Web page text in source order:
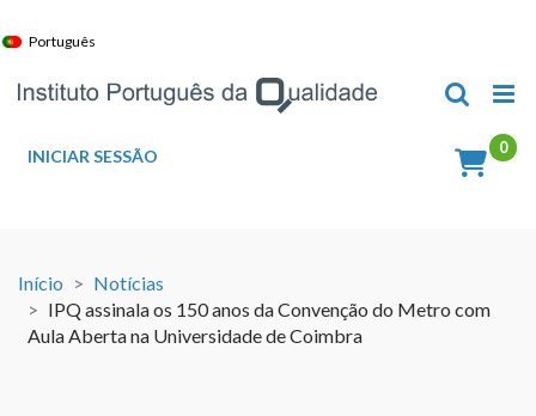
to
Português
INICIAR SESSÃO
Início
Notícias
IPQ assinala os 150 anos da Convenção do Metro com
Aula Aberta na Universidade de Coimbra